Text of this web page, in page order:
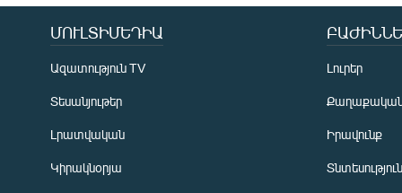
ՄՈՒԼՏԻՄԵԴԻԱ
Ազատություն TV
Տեսանյութեր
Լրատվական
Կիրակնօրյա
Լուրեր
Իրավունք
Տնտեսություն